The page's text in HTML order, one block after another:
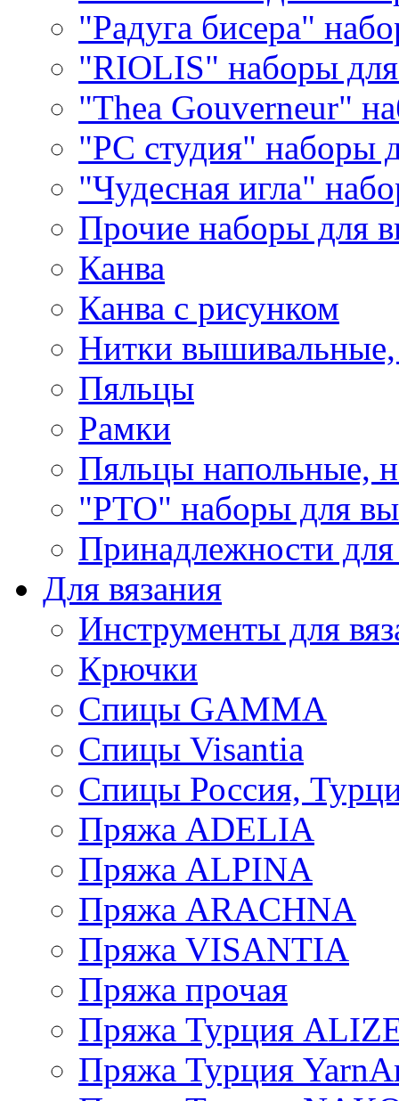
"Радуга бисера"
"RIOLIS" наборы
"Thea Gouverneur"
"РС студия" наборы
"Чудесная игла"
Прочие наборы для
Канва
Канва с рисунком
Нитки
Пяльцы
Рамки
Пяльцы напольные,
"РТО" наборы для
Принадлежности
Для вязания
Инструменты для
Крючки
Спицы GAMMA
Спицы Visantia
Спицы Россия,
Пряжа ADELIA
Пряжа ALPINA
Пряжа ARACHNA
Пряжа VISANTIA
Пряжа прочая
Пряжа Турция
Пряжа Турция